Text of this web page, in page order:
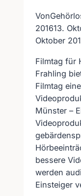
Von
201613.
Oktober
Filmtag für
Frahling
Filmtag
Münster –
bessere
werden
Einsteiger